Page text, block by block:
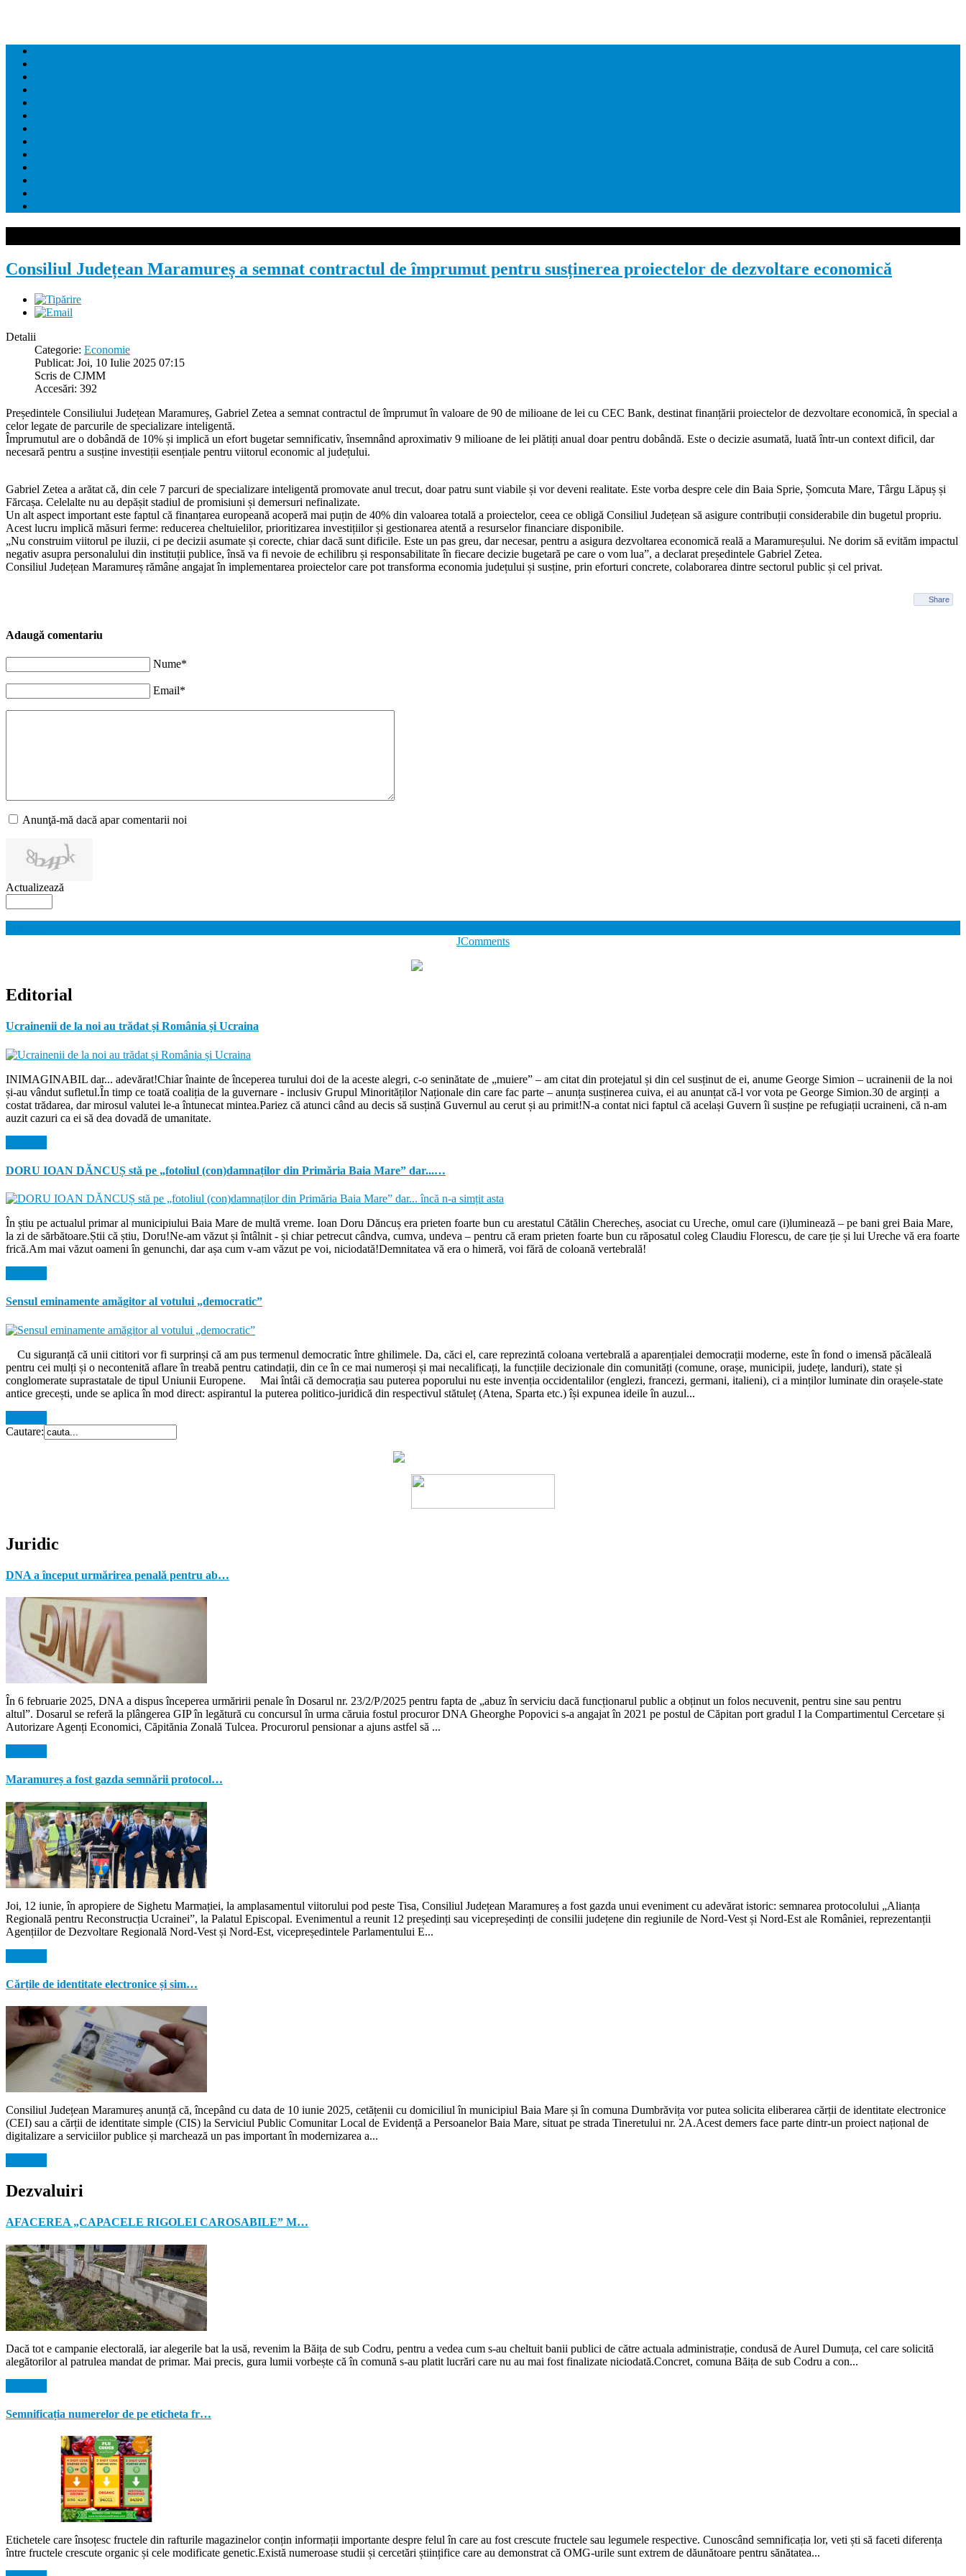
Consiliul Județean Maramureș a semnat contractul de împrumut pentru susținerea proiectelor de dezvoltare economică
Detalii
Categorie: Economie
Publicat: Joi, 10 Iulie 2025 07:15
Scris de CJMM
Accesări: 392
Președintele Consiliului Județean Maramureș, Gabriel Zetea a semnat contractul de împrumut în valoare de 90 de milioane de lei cu CEC Bank, destinat finanțării proiectelor de dezvoltare economică, în special a
celor legate de parcurile de specializare inteligentă.
Împrumutul are o dobândă de 10% și implică un efort bugetar semnificativ, însemnând aproximativ 9 milioane de lei plătiți anual doar pentru dobândă. Este o decizie asumată, luată într-un context dificil, dar
necesară pentru a susține investiții esențiale pentru viitorul economic al județului.
Gabriel Zetea a arătat că, din cele 7 parcuri de specializare inteligentă promovate anul trecut, doar patru sunt viabile și vor deveni realitate. Este vorba despre cele din Baia Sprie, Șomcuta Mare, Târgu Lăpuș și
Fărcașa. Celelalte nu au depășit stadiul de promisiuni și demersuri nefinalizate.
Un alt aspect important este faptul că finanțarea europeană acoperă mai puțin de 40% din valoarea totală a proiectelor, ceea ce obligă Consiliul Județean să asigure contribuții considerabile din bugetul propriu.
Acest lucru implică măsuri ferme: reducerea cheltuielilor, prioritizarea investițiilor și gestionarea atentă a resurselor financiare disponibile.
„Nu construim viitorul pe iluzii, ci pe decizii asumate și corecte, chiar dacă sunt dificile. Este un pas greu, dar necesar, pentru a asigura dezvoltarea economică reală a Maramureșului. Ne dorim să evităm impactul
negativ asupra personalului din instituții publice, însă va fi nevoie de echilibru și responsabilitate în fiecare decizie bugetară pe care o vom lua”, a declarat președintele Gabriel Zetea.
Consiliul Județean Maramureș rămâne angajat în implementarea proiectelor care pot transforma economia județului și susține, prin eforturi concrete, colaborarea dintre sectorul public și cel privat.
Share
Adaugă comentariu
Nume*
Email*
Anunţă-mă dacă apar comentarii noi
Actualizează
JComments
Editorial
Ucrainenii de la noi au trădat și România și Ucraina
INIMAGINABIL dar... adevărat!Chiar înainte de începerea turului doi de la aceste alegri, c-o seninătate de „muiere” – am citat din protejatul și din cel susținut de ei, anume George Simion – ucrainenii de la noi
și-au vândut sufletul.În timp ce toată coaliția de la guvernare - inclusiv Grupul Minorităților Naționale din care fac parte – anunța susținerea cuiva, ei au anunțat că-l vor vota pe George Simion.30 de arginți a
costat trădarea, dar mirosul valutei le-a întunecat mintea.Pariez că atunci când au decis să susțină Guvernul au cerut și au primit!N-a contat nici faptul că același Guvern îi susține pe refugiații ucraineni, că n-am
auzit cazuri ca ei să dea dovadă de umanitate.
DORU IOAN DĂNCUȘ stă pe „fotoliul (con)damnaților din Primăria Baia Mare” dar...…
În știu pe actualul primar al municipiului Baia Mare de multă vreme. Ioan Doru Dăncuș era prieten foarte bun cu arestatul Cătălin Cherecheș, asociat cu Ureche, omul care (i)luminează – pe bani grei Baia Mare,
la zi de sărbătoare.Știi că știu, Doru!Ne-am văzut și întâlnit - și chiar petrecut cândva, cumva, undeva – pentru că eram prieten foarte bun cu răposatul coleg Claudiu Florescu, de care ție și lui Ureche vă era foarte
frică.Am mai văzut oameni în genunchi, dar așa cum v-am văzut pe voi, niciodată!Demnitatea vă era o himeră, voi fără de coloană vertebrală!
Sensul eminamente amăgitor al votului „democratic”
Cu siguranță că unii cititori vor fi surprinși că am pus termenul democratic între ghilimele. Da, căci el, care reprezintă coloana vertebrală a aparențialei democrații moderne, este în fond o imensă păcăleală
pentru cei mulți și o necontenită aflare în treabă pentru catindații, din ce în ce mai numeroși și mai necalificați, la funcțiile decizionale din comunități (comune, orașe, municipii, județe, landuri), state și
conglomerate suprastatale de tipul Uniunii Europene. Mai întâi că democrația sau puterea poporului nu este invenția occidentalilor (englezi, francezi, germani, italieni), ci a minților luminate din orașele-state
antice grecești, unde se aplica în mod direct: aspirantul la puterea politico-juridică din respectivul stătuleț (Atena, Sparta etc.) își expunea ideile în auzul...
Cautare:
Juridic
DNA a început urmărirea penală pentru ab…
În 6 februarie 2025, DNA a dispus începerea urmăririi penale în Dosarul nr. 23/2/P/2025 pentru fapta de „abuz în serviciu dacă funcționarul public a obținut un folos necuvenit, pentru sine sau pentru
altul”. Dosarul se referă la plângerea GIP în legătură cu concursul în urma căruia fostul procuror DNA Gheorghe Popovici s-a angajat în 2021 pe postul de Căpitan port gradul I la Compartimentul Cercetare și
Autorizare Agenți Economici, Căpitănia Zonală Tulcea. Procurorul pensionar a ajuns astfel să ...
Maramureș a fost gazda semnării protocol…
Joi, 12 iunie, în apropiere de Sighetu Marmației, la amplasamentul viitorului pod peste Tisa, Consiliul Județean Maramureș a fost gazda unui eveniment cu adevărat istoric: semnarea protocolului „Alianța
Regională pentru Reconstrucția Ucrainei”, la Palatul Episcopal. Evenimentul a reunit 12 președinți sau vicepreședinți de consilii județene din regiunile de Nord-Vest și Nord-Est ale României, reprezentanții
Agențiilor de Dezvoltare Regională Nord-Vest și Nord-Est, vicepreședintele Parlamentului E...
Cărțile de identitate electronice și sim…
Consiliul Județean Maramureș anunță că, începând cu data de 10 iunie 2025, cetățenii cu domiciliul în municipiul Baia Mare și în comuna Dumbrăvița vor putea solicita eliberarea cărții de identitate electronice
(CEI) sau a cărții de identitate simple (CIS) la Serviciul Public Comunitar Local de Evidență a Persoanelor Baia Mare, situat pe strada Tineretului nr. 2A.Acest demers face parte dintr-un proiect național de
digitalizare a serviciilor publice și marchează un pas important în modernizarea a...
Dezvaluiri
AFACEREA „CAPACELE RIGOLEI CAROSABILE” M…
Dacă tot e campanie electorală, iar alegerile bat la usă, revenim la Băița de sub Codru, pentru a vedea cum s-au cheltuit banii publici de către actuala administrație, condusă de Aurel Dumuța, cel care solicită
alegătorilor al patrulea mandat de primar. Mai precis, gura lumii vorbește că în comună s-au platit lucrări care nu au mai fost finalizate niciodată.Concret, comuna Băița de sub Codru a con...
Semnificația numerelor de pe eticheta fr…
Etichetele care însoțesc fructele din rafturile magazinelor conțin informații importante despre felul în care au fost crescute fructele sau legumele respective. Cunoscând semnificația lor, veti ști să faceti diferența
între fructele crescute organic și cele modificate genetic.Există numeroase studii și cercetări științifice care au demonstrat că OMG-urile sunt extrem de dăunătoare pentru sănătatea...